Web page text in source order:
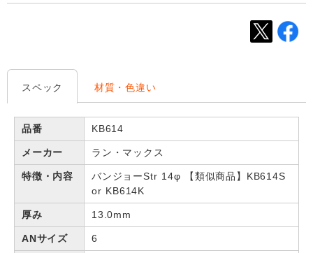
スペック 材質・色違い
品番 KB614
メーカー ラン・マックス
特徴・内容
バンジョーStr 14φ 【類似商品】KB614S
or KB614K
厚み 13.0mm
ANサイズ 6